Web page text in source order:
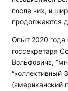
после них, и
продолжаются
Опыт 2020 года
госсекретаря
Вольфовича,
“коллективный
(американский